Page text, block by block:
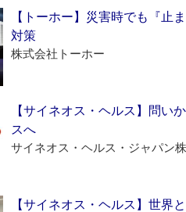
【トーホー】災害時でも『
対策
株式会社トーホー
【サイネオス・ヘルス】問い
スへ
サイネオス・ヘルス・ジャパン
【サイネオス・ヘルス】世界